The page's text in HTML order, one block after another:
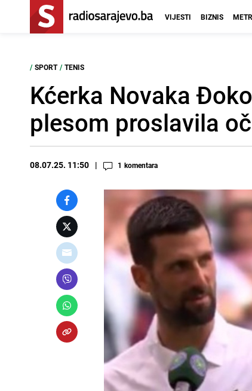
VIJESTI BIZNIS
/ SPORT / TENIS
Kćerka Novaka
plesom proslavila
08.07.25. 11:50 1 komentara